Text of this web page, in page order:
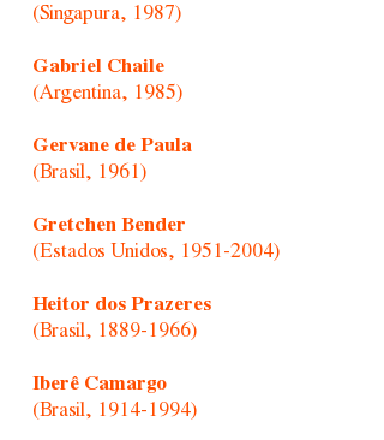
(Singapura, 1987)
Gabriel Chaile
(Argentina, 1985)
Gervane de Paula
(Brasil, 1961)
Gretchen Bender
(Estados Unidos, 1951-2004)
Heitor dos Prazeres
(Brasil, 1889-1966)
Iberê Camargo
(Brasil, 1914-1994)